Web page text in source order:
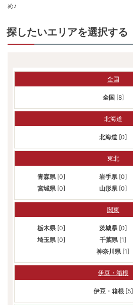
め♪
探したいエリアを選択する
全国
全国 [8]
北海道
北海道 [0]
東北
青森県 [0] 岩手県 [0]
宮城県 [0] 山形県 [0]
関東
栃木県 [0] 茨城県 [0]
埼玉県 [0] 千葉県 [1]
神奈川県 [1]
伊豆・箱根
伊豆・箱根 [5]